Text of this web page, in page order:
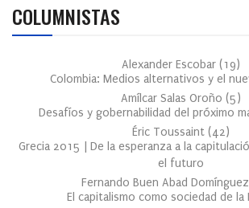
COLUMNISTAS
Alexander Escobar (19)
Colombia: Medios alternativos y el
Amílcar Salas Oroño (5)
Desafíos y gobernabilidad del próximo
Éric Toussaint (42)
Grecia 2015 | De la esperanza a la
el futuro
Fernando Buen Abad Domínguez
El capitalismo como sociedad de la